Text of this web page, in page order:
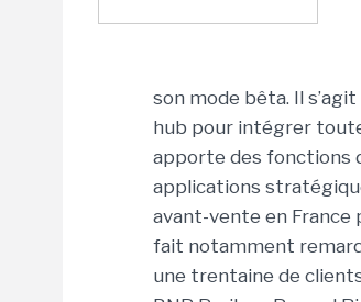
son mode bêta. Il
hub pour intégrer
apporte des fonctions
applications
avant-vente en France
fait notamment
une trentaine de